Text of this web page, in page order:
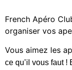
French Apéro
organiser vos
Vous aimez les
ce qu’il vous faut